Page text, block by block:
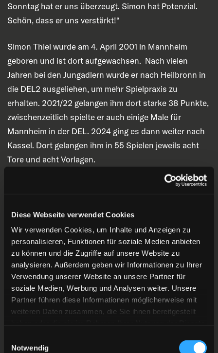
Diese Webseite verwendet Cookies
Wir verwenden Cookies, um Inhalte und Anzeigen zu
personalisieren, Funktionen für soziale Medien anbieten
zu können und die Zugriffe auf unsere Website zu
analysieren. Außerdem geben wir Informationen zu Ihrer
Verwendung unserer Website an unsere Partner für
soziale Medien, Werbung und Analysen weiter. Unsere
Partner führen diese Informationen möglicherweise mit
weiteren Daten zusammen, die Sie ihnen bereitgestellt
Notwendig
Sonntag hat er uns überzeugt. Simon hat Potenzial.
Schön, dass er uns verstärkt!“
Simon Thiel wurde am 4. April 2001 in Mannheim
geboren und ist dort aufgewachsen. Nach vielen
Jahren bei den Jungadlern wurde er nach Heilbronn in
die DEL2 ausgeliehen, um mehr Spielpraxis zu
erhalten. 2021/22 gelangen ihm dort starke 38 Punkte,
zwischenzeitlich spielte er auch einige Male für
Mannheim in der DEL. 2024 ging es dann weiter nach
Kassel. Dort gelangen ihm in 55 Spielen jeweils acht
Tore und acht Vorlagen.
Der neue Stürmer der Rot-Gelben ist 1,84 m groß und
auflaufen.
Herzlich willkommen in Düsseldorf, Simon!
ZURÜCK ZUR ÜBERSICHT